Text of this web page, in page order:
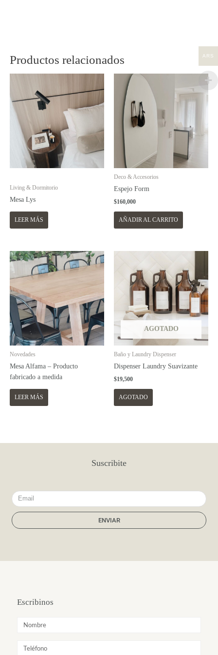
Productos relacionados
Living & Dormitorio
Mesa Lys
LEER MÁS
Deco & Accesorios
Espejo Form
$160,000
AÑADIR AL CARRITO
Novedades
Mesa Alfama – Producto
fabricado a medida
LEER MÁS
AGOTADO
Baño y Laundry Dispenser
Dispenser Laundry Suavizante
$19,500
AGOTADO
Suscribite
Email
ENVIAR
Escribinos
ARS